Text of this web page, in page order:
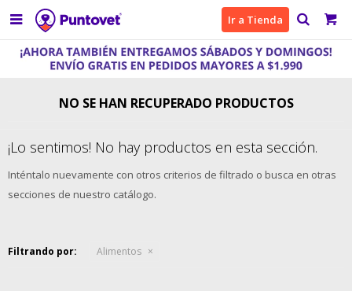
 Ir a Tienda
NO SE HAN RECUPERADO PRODUCTOS
¡Lo sentimos! No hay productos en esta sección.
Inténtalo nuevamente con otros criterios de filtrado o busca en otras
secciones de nuestro catálogo.
Filtrando por: Alimentos